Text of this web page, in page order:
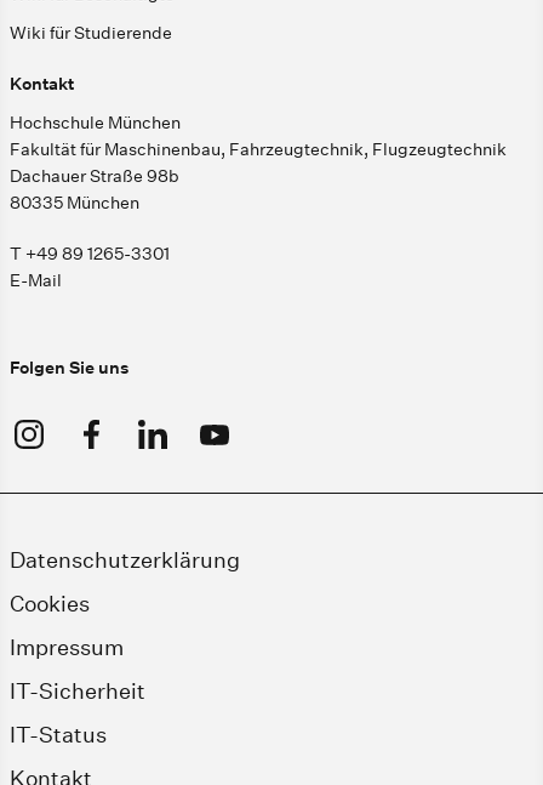
Wiki für Studierende
Kontakt
Hochschule München
Fakultät für Maschinenbau, Fahrzeugtechnik, Flugzeugtechnik
Dachauer Straße 98b
80335 München
T +49 89 1265-3301
E-Mail
Folgen Sie uns
Datenschutzerklärung
Cookies
Impressum
IT-Sicherheit
IT-Status
Kontakt